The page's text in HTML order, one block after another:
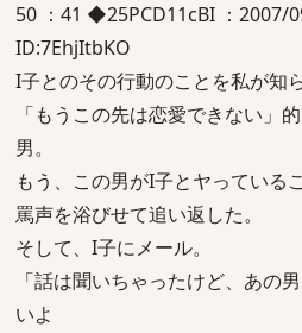
50 ：41 ◆25PCD11cBI ：2007/
ID:7EhjItbKO
I子とのその行動のことを私が知
「もうこの先は恋愛できない」
男。
もう、この男がI子とヤっている
罵声を浴びせて追い返した。
そして、I子にメール。
「話は聞いちゃったけど、あの
いよ